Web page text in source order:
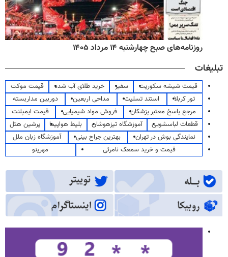
روزنامه‌های صبح چهارشنبه ۱۴ مرداد ۱۴۰۵
تبلیغات
قیمت شیشه سکوریت سفیر خرید طلای آب شده
قیمت موکت
تور کربلا
استند تسلیت مداحی اربعین
دوربین مداربسته
مرجع پاسخ معتبر پزشکان
فروش مواد شیمیایی
قیمت ایمپلنت
قطعات لباسشویی
آموزشگاه تیزهوشان بلیط هواپیما
پرشین هتل
نمایندگی بوش در تهران
بهترین جراح بینی
آموزشگاه زبان ملل
قیمت و خرید سمعک نامرئی
مهرینو